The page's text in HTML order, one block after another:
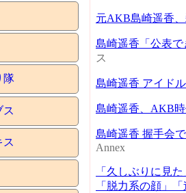
隊
ス
ス
元AKB島崎遥香
島崎遥香「公表
ス
島崎遥香 アイド
島崎遥香、AKB
島崎遥香 握手会
Annex
「久しぶりに見
「脱力系の顔」